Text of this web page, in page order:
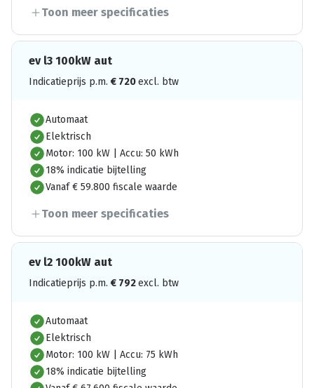
Toon meer specificaties
ev l3 100kW aut
Indicatieprijs p.m. € 720excl. btw
Automaat
Elektrisch
Motor: 100 kW | Accu: 50 kWh
18% indicatie bijtelling
Vanaf € 59.800 fiscale waarde
Toon meer specificaties
ev l2 100kW aut
Indicatieprijs p.m. € 792excl. btw
Automaat
Elektrisch
Motor: 100 kW | Accu: 75 kWh
18% indicatie bijtelling